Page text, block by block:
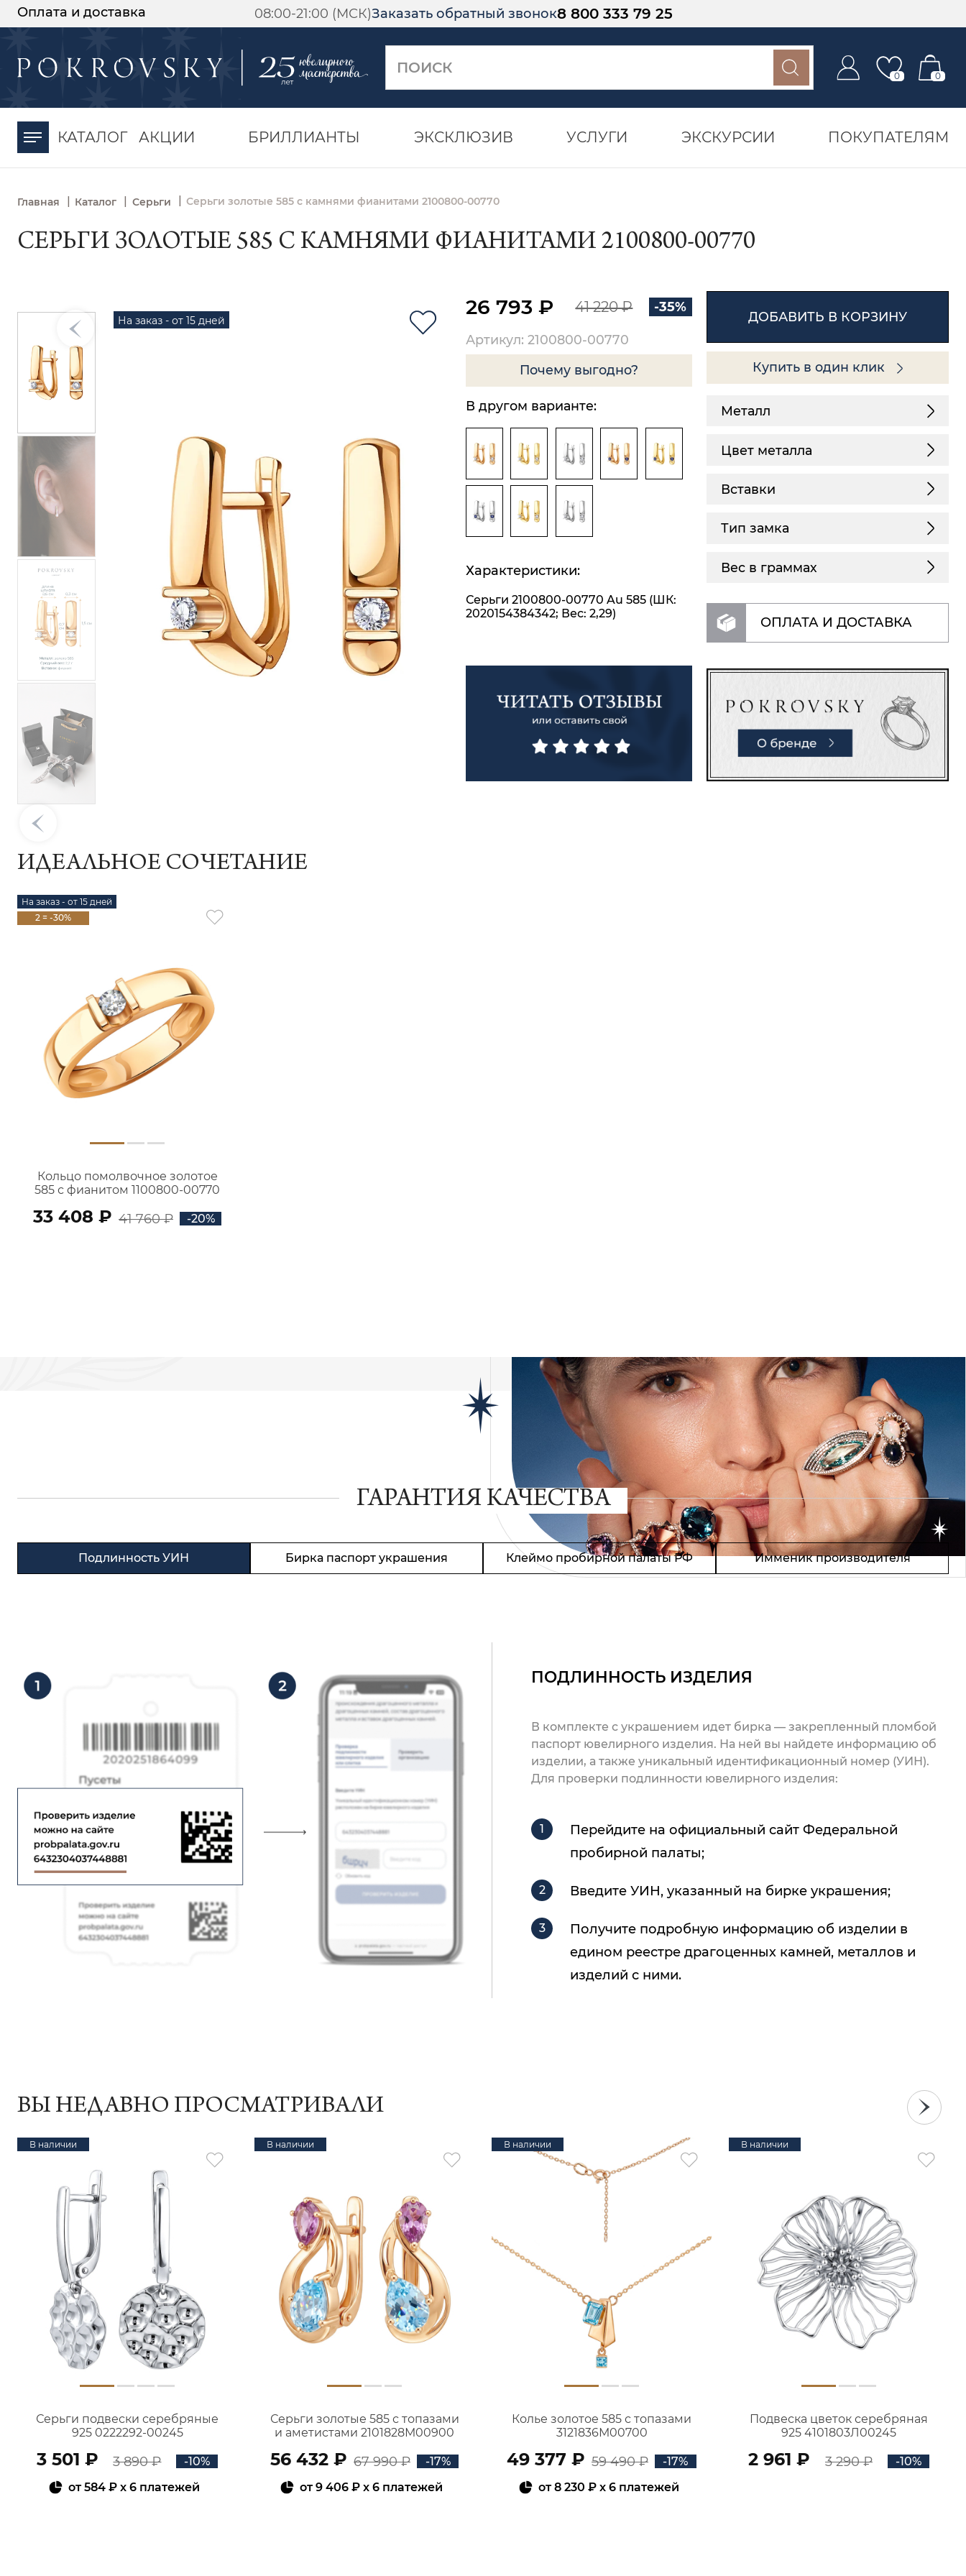
Оплата и доставка 08:00-21:00 (МСК)Заказать обратный звонок8 800 333 79 25
0 0
КАТАЛОГ АКЦИИ БРИЛЛИАНТЫ ЭКСКЛЮЗИВ УСЛУГИ ЭКСКУРСИИ ПОКУПАТЕЛЯМ
Главная | Каталог | Серьги Серьги золотые 585 с камнями фианитами 2100800-00770
СЕРЬГИ ЗОЛОТЫЕ 585 С КАМНЯМИ ФИАНИТАМИ 2100800-00770
На заказ - от 15 дней
26 793 ₽ 41 220 ₽ -35%
Артикул: 2100800-00770
Почему выгодно?
В другом варианте:
Характеристики:
Серьги 2100800-00770 Au 585 (ШК:
2020154384342; Вес: 2,29)
ДОБАВИТЬ В КОРЗИНУ
Купить в один клик
Металл
Цвет металла
Вставки
Тип замка
Вес в граммах
ОПЛАТА И ДОСТАВКА
ИДЕАЛЬНОЕ СОЧЕТАНИЕ
На заказ - от 15 дней
2 = -30%
Кольцо помолвочное золотое
585 с фианитом 1100800-00770
33 408 ₽ 41 760 ₽ -20%
ГАРАНТИЯ КАЧЕСТВА
Подлинность УИН Бирка паспорт украшения Клеймо пробирной палаты РФ Имменик производителя
ПОДЛИННОСТЬ ИЗДЕЛИЯ
В комплекте с украшением идет бирка — закрепленный пломбой
паспорт ювелирного изделия. На ней вы найдете информацию об
изделии, а также уникальный идентификационный номер (УИН).
Для проверки подлинности ювелирного изделия:
Перейдите на официальный сайт Федеральной
пробирной палаты;
Введите УИН, указанный на бирке украшения;
Получите подробную информацию об изделии в
едином реестре драгоценных камней, металлов и
изделий с ними.
ВЫ НЕДАВНО ПРОСМАТРИВАЛИ
В наличии
Серьги подвески серебряные
925 0222292-00245
3 501 ₽ 3 890 ₽
-10%
от584 ₽ x 6 платежей
В наличии
Серьги золотые 585 с топазами
и аметистами 2101828М00900
56 432 ₽ 67 990 ₽
-17%
от9 406 ₽ x 6 платежей
В наличии
Колье золотое 585 с топазами
3121836М00700
49 377 ₽ 59 490 ₽
-17%
от8 230 ₽x 6 платежей
В наличии
Подвеска цветок серебряная
925 4101803Л00245
2 961 ₽ 3 290 ₽ -10%
-30%
момента оплаты